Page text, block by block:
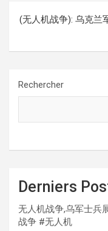
(无人机战争): 乌克兰
Rechercher
Derniers
无人机战争,乌军士兵
战争 #无人机